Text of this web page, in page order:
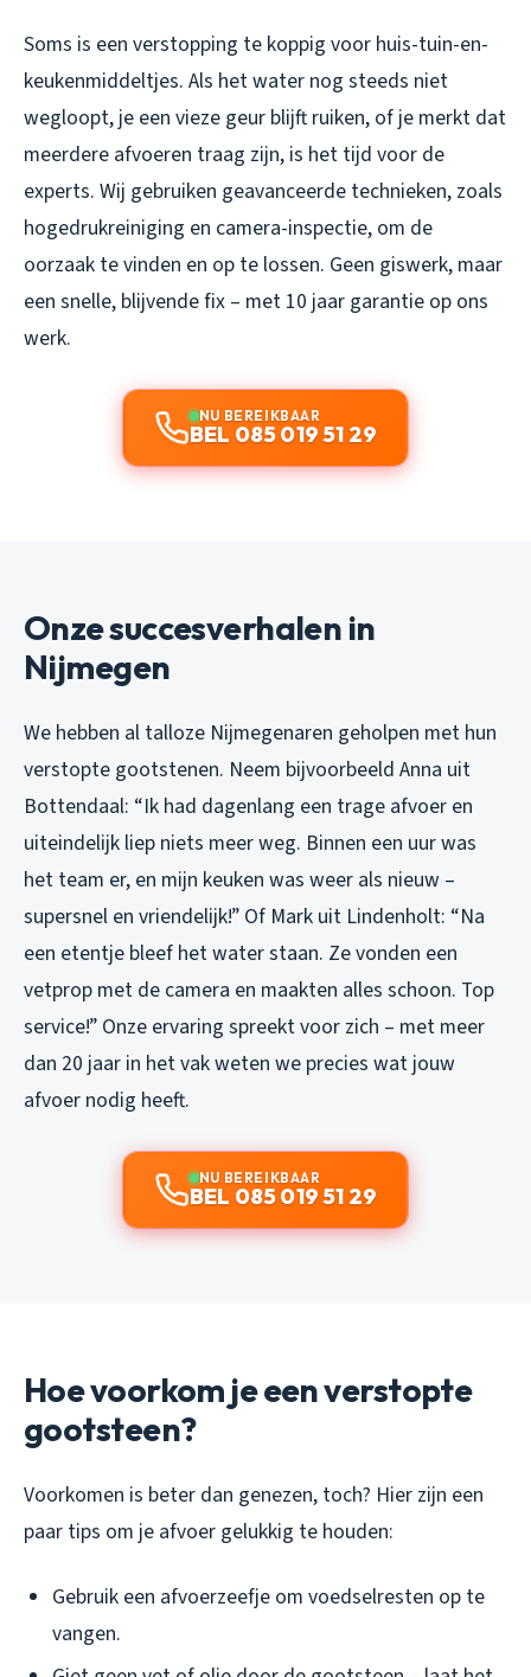
Soms is een verstopping te koppig voor huis-tuin-en-
keukenmiddeltjes. Als het water nog steeds niet
wegloopt, je een vieze geur blijft ruiken, of je merkt dat
meerdere afvoeren traag zijn, is het tijd voor de
experts. Wij gebruiken geavanceerde technieken, zoals
hogedrukreiniging en camera-inspectie, om de
oorzaak te vinden en op te lossen. Geen giswerk, maar
een snelle, blijvende fix – met 10 jaar garantie op ons
werk.
NU BEREIKBAAR
BEL 085 019 51 29
Onze succesverhalen in
Nijmegen
We hebben al talloze Nijmegenaren geholpen met hun
verstopte gootstenen. Neem bijvoorbeeld Anna uit
Bottendaal: “Ik had dagenlang een trage afvoer en
uiteindelijk liep niets meer weg. Binnen een uur was
het team er, en mijn keuken was weer als nieuw –
supersnel en vriendelijk!” Of Mark uit Lindenholt: “Na
een etentje bleef het water staan. Ze vonden een
vetprop met de camera en maakten alles schoon. Top
service!” Onze ervaring spreekt voor zich – met meer
dan 20 jaar in het vak weten we precies wat jouw
afvoer nodig heeft.
NU BEREIKBAAR
BEL 085 019 51 29
Hoe voorkom je een verstopte
gootsteen?
Voorkomen is beter dan genezen, toch? Hier zijn een
paar tips om je afvoer gelukkig te houden:
Gebruik een afvoerzeefje om voedselresten op te
vangen.